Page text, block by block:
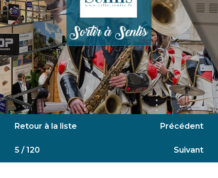
Retour à la liste Précédent
5 / 120 Suivant